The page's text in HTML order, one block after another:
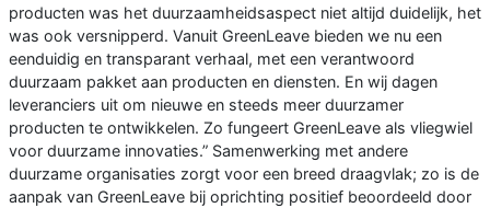
producten was het duurzaamheidsaspect niet altijd duidelijk, het
was ook versnipperd. Vanuit GreenLeave bieden we nu een
eenduidig en transparant verhaal, met een verantwoord
duurzaam pakket aan producten en diensten. En wij dagen
leveranciers uit om nieuwe en steeds meer duurzamer
producten te ontwikkelen. Zo fungeert GreenLeave als vliegwiel
voor duurzame innovaties.” Samenwerking met andere
duurzame organisaties zorgt voor een breed draagvlak; zo is de
aanpak van GreenLeave bij oprichting positief beoordeeld door